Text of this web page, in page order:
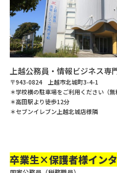
上越公務員・情報ビジネス
〒943-0824 上越市北城町3-4-1
＊学校横の駐車場をご利用ください（無
＊高田駅より徒歩12分
＊セブンイレブン上越北城店様隣
卒業生×保護者様イン